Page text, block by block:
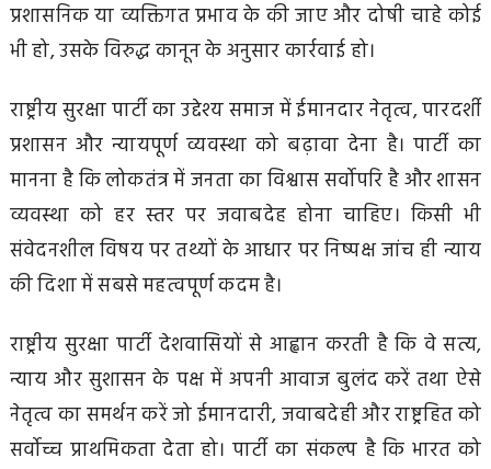
प्रशासनिक या व्यक्तिगत प्रभाव के की जाए और दोषी चाहे कोई
भी हो, उसके विरुद्ध कानून के अनुसार कार्रवाई हो।
राष्ट्रीय सुरक्षा पार्टी का उद्देश्य समाज में ईमानदार नेतृत्व, पारदर्शी
प्रशासन और न्यायपूर्ण व्यवस्था को बढ़ावा देना है। पार्टी का
मानना है कि लोकतंत्र में जनता का विश्वास सर्वोपरि है और शासन
व्यवस्था को हर स्तर पर जवाबदेह होना चाहिए। किसी भी
संवेदनशील विषय पर तथ्यों के आधार पर निष्पक्ष जांच ही न्याय
की दिशा में सबसे महत्वपूर्ण कदम है।
राष्ट्रीय सुरक्षा पार्टी देशवासियों से आह्वान करती है कि वे सत्य,
न्याय और सुशासन के पक्ष में अपनी आवाज बुलंद करें तथा ऐसे
नेतृत्व का समर्थन करें जो ईमानदारी, जवाबदेही और राष्ट्रहित को
सर्वोच्च प्राथमिकता देता हो। पार्टी का संकल्प है कि भारत को